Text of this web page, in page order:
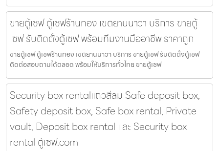
ขายตู้เซฟ ตู้เซฟร้านทอง เขตยานนาวา บริการ ขายตู้
เซฟ รับติดตั้งตู้เซฟ พร้อมทีมงานมืออาชีพ ราคาถูก
ขายตู้เซฟ ตู้เซฟร้านทอง เขตยานนาวา บริการ ขายตู้เซฟ รับติดตั้งตู้เซฟ
ติดต่อสอบถามได้ตลอด พร้อมให้บริการทั่วไทย ขายตู้เซฟ
Security box rentalแถวสีลม Safe deposit box,
Safety deposit box, Safe box rental, Private
vault, Deposit box rental และ Security box
rental ตู้เซฟ.com